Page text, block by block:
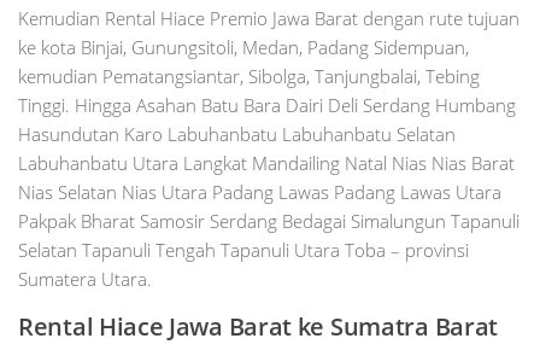
Kemudian Rental Hiace Premio Jawa Barat dengan rute tujuan
ke kota Binjai, Gunungsitoli, Medan, Padang Sidempuan,
kemudian Pematangsiantar, Sibolga, Tanjungbalai, Tebing
Tinggi. Hingga Asahan Batu Bara Dairi Deli Serdang Humbang
Hasundutan Karo Labuhanbatu Labuhanbatu Selatan
Labuhanbatu Utara Langkat Mandailing Natal Nias Nias Barat
Nias Selatan Nias Utara Padang Lawas Padang Lawas Utara
Pakpak Bharat Samosir Serdang Bedagai Simalungun Tapanuli
Selatan Tapanuli Tengah Tapanuli Utara Toba – provinsi
Sumatera Utara.
Rental Hiace Jawa Barat ke Sumatra Barat